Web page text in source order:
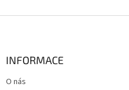
INFORMACE
O nás